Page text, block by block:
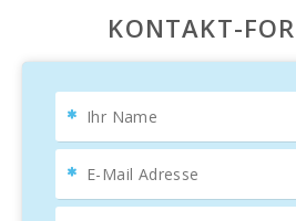
und schafft den perfekten Rahmen
Vorlieben in zusätzlichen
Garage bietet bequeme und
Parkmöglichkeitenfür Ihr
gepflegter Gartenverleiht der
KONTAKT-